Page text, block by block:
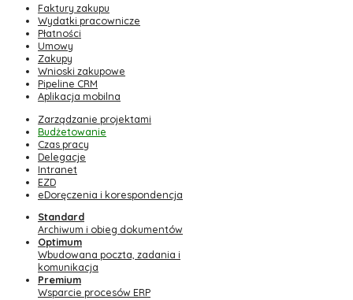
Faktury zakupu
Wydatki pracownicze
Płatności
Umowy
Zakupy
Wnioski zakupowe
Pipeline CRM
Aplikacja mobilna
Zarządzanie projektami
Budżetowanie
Czas pracy
Delegacje
Intranet
EZD
eDoręczenia i korespondencja
Standard
Archiwum i obieg dokumentów
Optimum
Wbudowana poczta, zadania i
komunikacja
Premium
Wsparcie procesów ERP